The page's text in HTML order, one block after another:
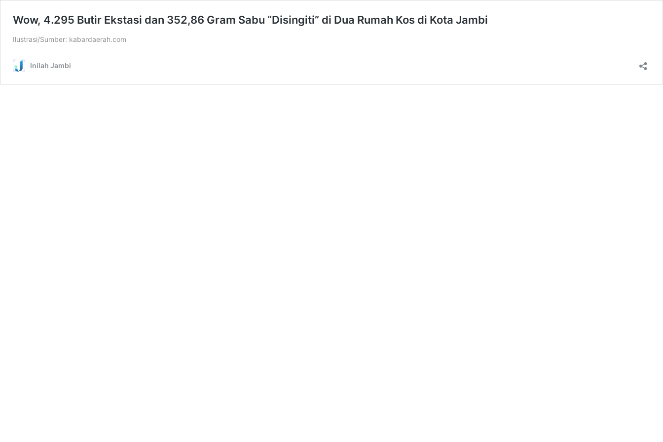
Wow, 4.295 Butir Ekstasi dan 352,86 Gram Sabu “Disingiti” di Dua Rumah Kos di Kota Jambi
Ilustrasi/Sumber: kabardaerah.com
Inilah Jambi